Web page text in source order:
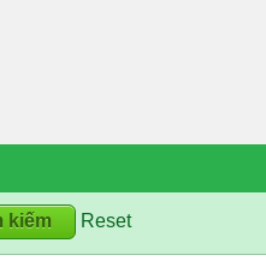
Reset